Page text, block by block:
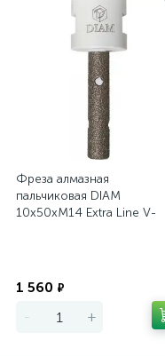
Фреза алмазная
пальчиковая DIAM
10х50хМ14 Extra Line V-
1 560 ₽
- +